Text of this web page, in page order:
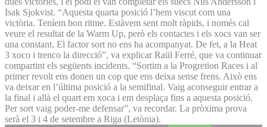
Isak Sjokvist. “Aquesta quarta posició l’hem viscut com una
victòria. Teníem bon ritme. Estàvem sent molt ràpids, i només cal
veure el resultat de la Warm Up, però els contactes i els xocs van ser
una constant. El factor sort no ens ha acompanyat. De fet, a la Heat
3 xoco i trenco la direcció”, va explicar Raül Ferré, que va continuar
compartint els següents incidents. “Sortim a la Progretion Races i al
primer revolt ens donen un cop que ens deixa sense frens. Això ens
va deixar en l’última posició a la semifinal. Vaig aconseguir entrar a
la final i allà el quart em xoca i em desplaça fins a aquesta posició.
Per sort vaig poder-me defensar”, va recordar. La pròxima prova
serà el 3 i 4 de setembre a Riga (Letònia).